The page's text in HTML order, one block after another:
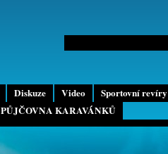
Diskuze Video
Sportovní revíry
PŮJČOVNA KARAVÁNKŮ